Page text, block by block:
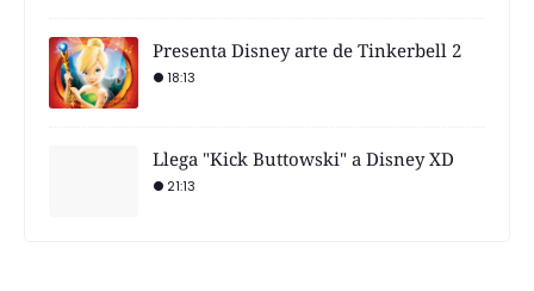
Presenta Disney arte de Tinkerbell 2
18:13
Llega "Kick Buttowski" a Disney XD
21:13